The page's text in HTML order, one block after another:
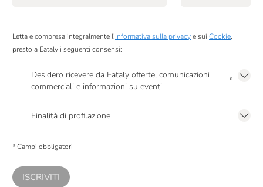
Letta e compresa integralmente l’Informativa sulla privacye sui Cookie,
presto a Eataly i seguenti consensi:
Desidero ricevere da Eataly offerte, comunicazioni
commerciali e informazioni su eventi
*
Finalità di profilazione
comunicazioni commerciali personalizzate, in caso di consenso prestato ai
* Campi obbligatori
ISCRIVITI